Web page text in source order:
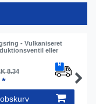
- Vulkaniseret
eller
8.34
*